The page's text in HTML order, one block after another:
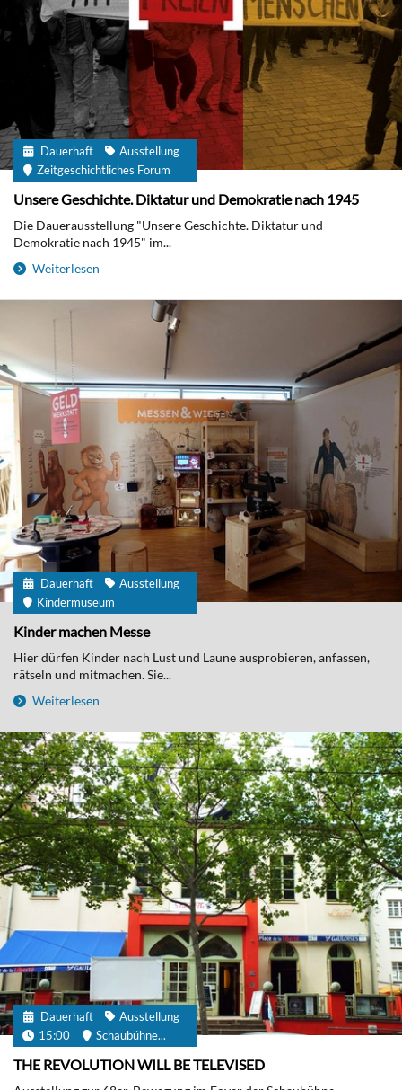
Dauerhaft
Ausstellung
Zeitgeschichtliches Forum
Unsere Geschichte. Diktatur und Demokratie nach 1945
Die Dauerausstellung "Unsere Geschichte. Diktatur und
Demokratie nach 1945" im...
Weiterlesen
Dauerhaft
Ausstellung
Kindermuseum
Kinder machen Messe
Hier dürfen Kinder nach Lust und Laune ausprobieren, anfassen,
rätseln und mitmachen. Sie...
Weiterlesen
Dauerhaft
Ausstellung
15:00
Schaubühne...
THE REVOLUTION WILL BE TELEVISED